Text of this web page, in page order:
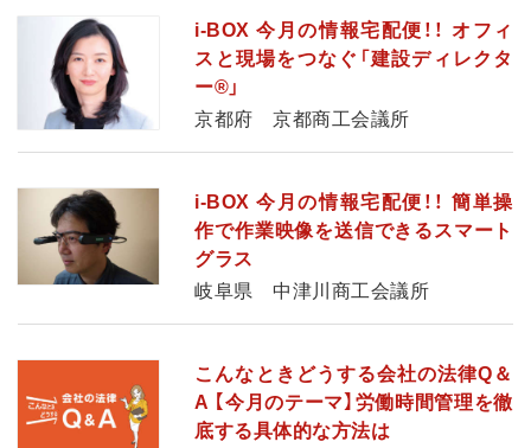
i-BOX 今月の情報宅配便！！ オフィ
スと現場をつなぐ「建設ディレクタ
ー®」
京都府 京都商工会議所
i-BOX 今月の情報宅配便！！ 簡単操
作で作業映像を送信できるスマート
グラス
岐阜県 中津川商工会議所
こんなときどうする会社の法律Q＆
A 【今月のテーマ】労働時間管理を徹
底する具体的な方法は